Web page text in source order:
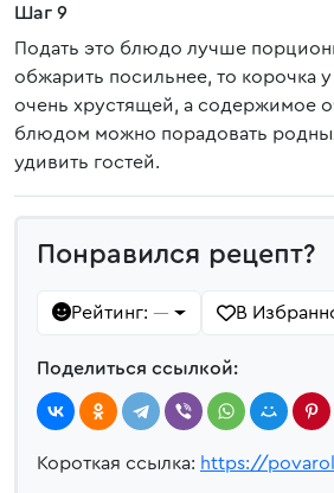
Шаг 9
Подать это блюдо лучше
обжарить посильнее, то корочка
очень хрустящей, а содержимое
блюдом можно порадовать
удивить гостей.
Понравился рецепт?
Рейтинг: — В
Поделиться ссылкой:
Короткая ссылка: https://